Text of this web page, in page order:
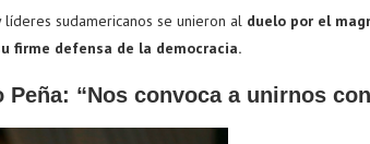
líderes sudamericanos se unieron al duelo por el
firme defensa de la democracia.
Peña: “Nos convoca a unirnos